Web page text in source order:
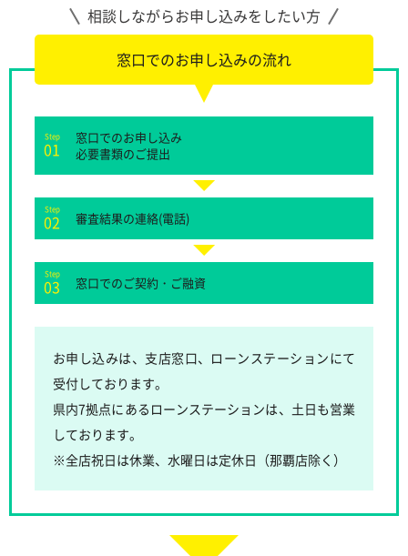
相談しながらお申し込みをしたい方
窓口でのお申し込みの流れ
Step
01
窓口でのお申し込み
必要書類のご提出
Step
02 審査結果の連絡(電話)
Step
03 窓口でのご契約・ご融資
お申し込みは、支店窓口、ローンステーションにて
受付しております。
県内7拠点にあるローンステーションは、土日も営業
しております。
※全店祝日は休業、水曜日は定休日（那覇店除く）